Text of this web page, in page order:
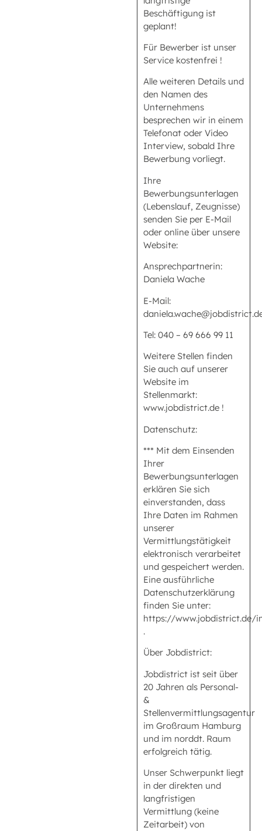
Beschäftigung ist
geplant!
Für Bewerber ist unser
Service kostenfrei !
Alle weiteren Details und
den Namen des
Unternehmens
besprechen wir in einem
Telefonat oder Video
Interview, sobald Ihre
Bewerbung vorliegt.
Ihre
Bewerbungsunterlagen
(Lebenslauf, Zeugnisse)
senden Sie per E-Mail
oder online über unsere
Website:
Ansprechpartnerin:
Daniela Wache
E-Mail:
Tel: 040 – 69 666 99 11
Weitere Stellen finden
Sie auch auf unserer
Website im
Stellenmarkt:
www.jobdistrict.de !
Datenschutz:
*** Mit dem Einsenden
Ihrer
Bewerbungsunterlagen
erklären Sie sich
einverstanden, dass
Ihre Daten im Rahmen
unserer
Vermittlungstätigkeit
elektronisch verarbeitet
und gespeichert werden.
Eine ausführliche
Datenschutzerklärung
finden Sie unter:
https://www.jobdistrict.de/
.
Über Jobdistrict:
Jobdistrict ist seit über
20 Jahren als Personal-
&
Stellenvermittlungsagentur
im Großraum Hamburg
und im norddt. Raum
erfolgreich tätig.
Unser Schwerpunkt liegt
in der direkten und
langfristigen
Vermittlung (keine
Zeitarbeit) von